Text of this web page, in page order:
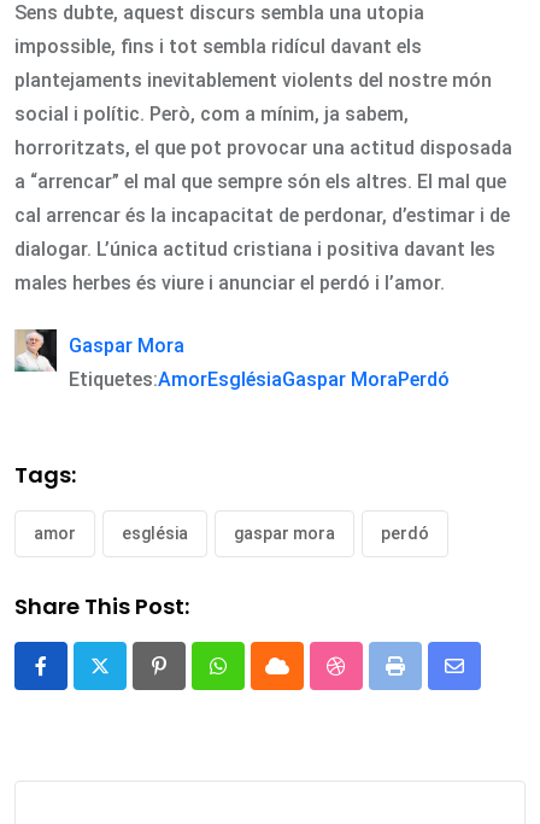
Sens dubte, aquest discurs sembla una utopia
impossible, fins i tot sembla ridícul davant els
plantejaments inevitablement violents del nostre món
social i polític. Però, com a mínim, ja sabem,
horroritzats, el que pot provocar una actitud disposada
a “arrencar” el mal que sempre són els altres. El mal que
cal arrencar és la incapacitat de perdonar, d’estimar i de
dialogar. L’única actitud cristiana i positiva davant les
males herbes és viure i anunciar el perdó i l’amor.
Gaspar Mora
Etiquetes:AmorEsglésiaGaspar MoraPerdó
Tags:
amor església gaspar mora perdó
Share This Post:
PinterestWhatsapp
Cloud StumbleUpon
Print
Share